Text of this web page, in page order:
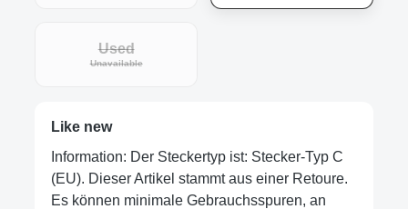
Used
Unavailable
Like new
Information: Der Steckertyp ist: Stecker-Typ C
(EU). Dieser Artikel stammt aus einer Retoure.
Es können minimale Gebrauchsspuren, an